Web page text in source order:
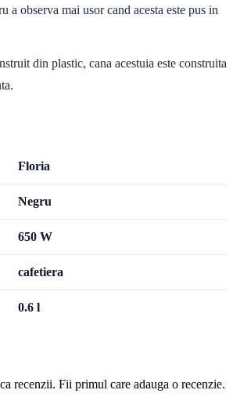
a observa mai usor cand acesta este pus in
din plastic, cana acestuia este construita
Floria
Negru
650 W
cafetiera
0.6 l
recenzii. Fii primul care adauga o recenzie.